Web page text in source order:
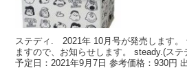
ステディ. 2021年 10月号が発売します。
ますので、お知らせします。 steady.(ス
予定日：2021年9月7日 参考価格：930円